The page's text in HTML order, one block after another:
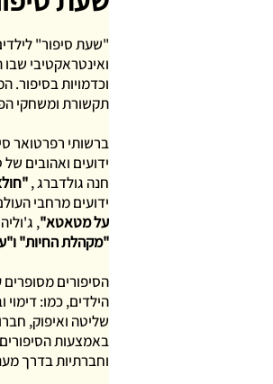
"שעת סיפור"
ואינטראקטיבי
וכדמויות בסיפור.
תקשורת ומשחקי
ברשותי רפרטואר
ידועים ואהובים
חנה גולדברג ,
ידועים מרחבי
על מטאטא",
"מקהלת החיות"
הסיפורים
הילדים, כמו:
שליטה ואיפוק,
באמצעות הסיפורים
וחברתיות בדרך